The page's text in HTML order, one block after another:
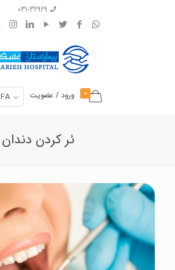
031-32929
0 ورود / عضویت FA
ئر کردن دندان